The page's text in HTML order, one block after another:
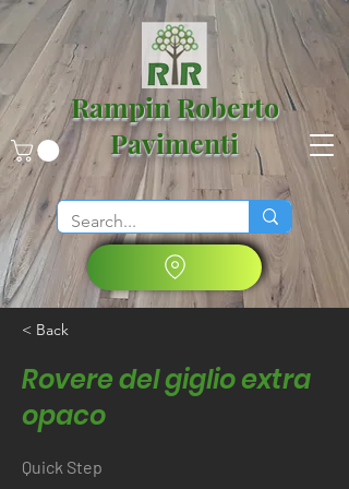
Rampin Roberto
Pavimenti
< Back
Rovere del giglio extra
opaco
Quick Step